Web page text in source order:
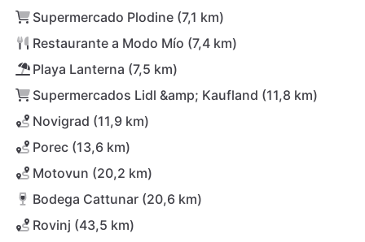
Supermercado Plodine (7,1 km)
Restaurante a Modo Mío (7,4 km)
Playa Lanterna (7,5 km)
Supermercados Lidl &amp; Kaufland (11,8 km)
Novigrad (11,9 km)
Porec (13,6 km)
Motovun (20,2 km)
Bodega Cattunar (20,6 km)
Rovinj (43,5 km)